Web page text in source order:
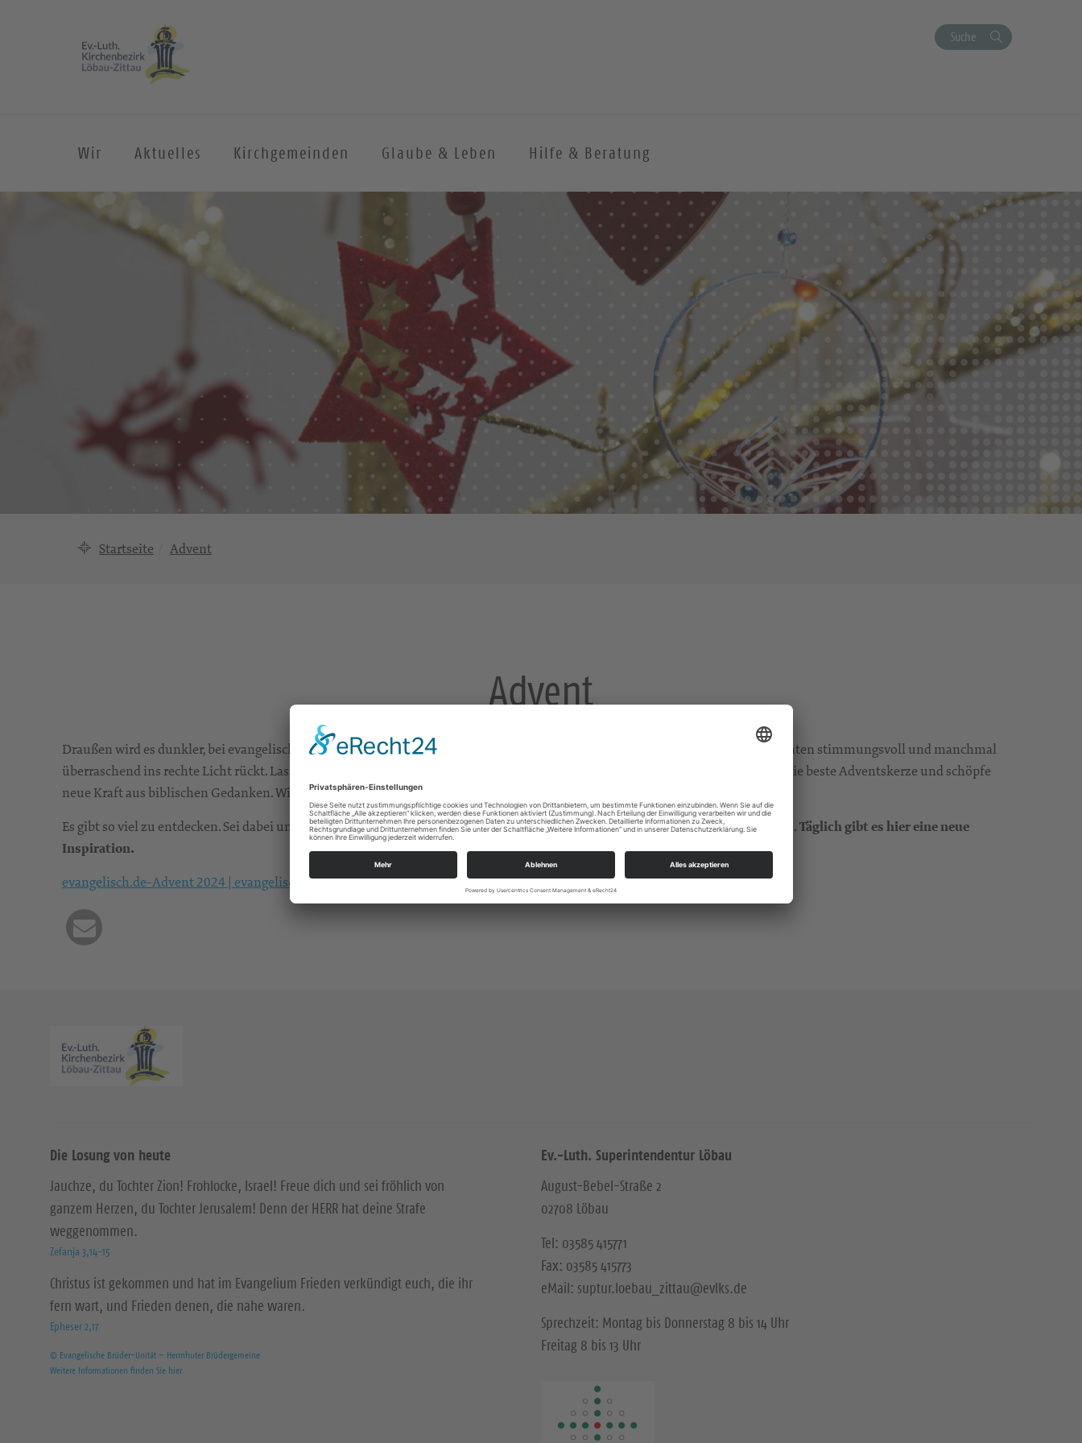
Suche
Wir Aktuelles Kirchgemeinden Glaube & Leben Hilfe & Beratung
Startseite Advent
Advent
Draußen wird es dunkler, bei evangelisch.de heller. Jeden Tag erwartet Dich eine besondere Geschichte, die Advent und Weihnachten stimmungsvoll und manchmal
überraschend ins rechte Licht rückt. Lass Dich inspirieren von Held:innen, die unsere Leser:innen ausgewählt haben, entdecke die beste Adventskerze und schöpfe
neue Kraft aus biblischen Gedanken. Wie wird Weihnachten dieses Jahr in Nazareth gefeiert? Welche Lieder sprühen Funken?
Es gibt so viel zu entdecken. Sei dabei und bereite Dich mit uns gemeinsam auf Weihnachten vor, das Fest der Geburt Jesu Christi.Täglich gibt es hier eine neue
Inspiration.
evangelisch.de-Advent 2024 | evangelisch.de
Die Losung von heute
Jauchze, du Tochter Zion! Frohlocke, Israel! Freue dich und sei fröhlich von
ganzem Herzen, du Tochter Jerusalem! Denn der HERR hat deine Strafe
weggenommen.
Zefanja 3,14-15
Christus ist gekommen und hat im Evangelium Frieden verkündigt euch, die ihr
fern wart, und Frieden denen, die nahe waren.
Epheser 2,17
© Evangelische Brüder-Unität – Herrnhuter Brüdergemeine
Weitere Informationen finden Sie hier
Ev.-Luth. Superintendentur Löbau
August-Bebel-Straße 2
02708 Löbau
Tel: 03585 415771
Fax: 03585 415773
eMail: suptur.loebau_zittau@evlks.de
Sprechzeit: Montag bis Donnerstag 8 bis 14 Uhr
Freitag 8 bis 13 Uhr